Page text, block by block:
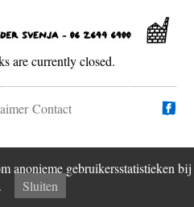
anonieme gebruikersstatistieken bij
Sluiten
are currently closed.
Contact
ons op